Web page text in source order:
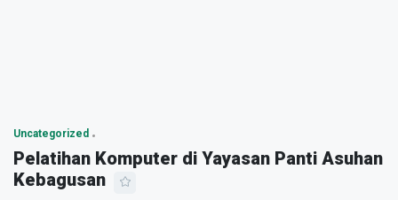
Uncategorized
Pelatihan Komputer di Yayasan Panti Asuhan
Kebagusan